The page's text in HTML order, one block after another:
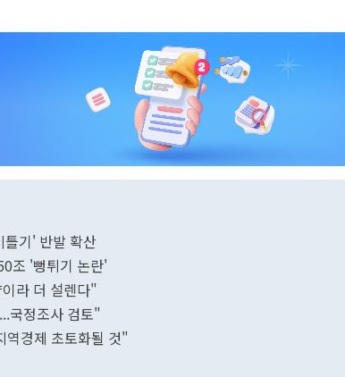
기' 반발 확산
조 '뻥튀기 논란'
라 더 설렌다"
국정조사 검토"
역경제 초토화될 것"